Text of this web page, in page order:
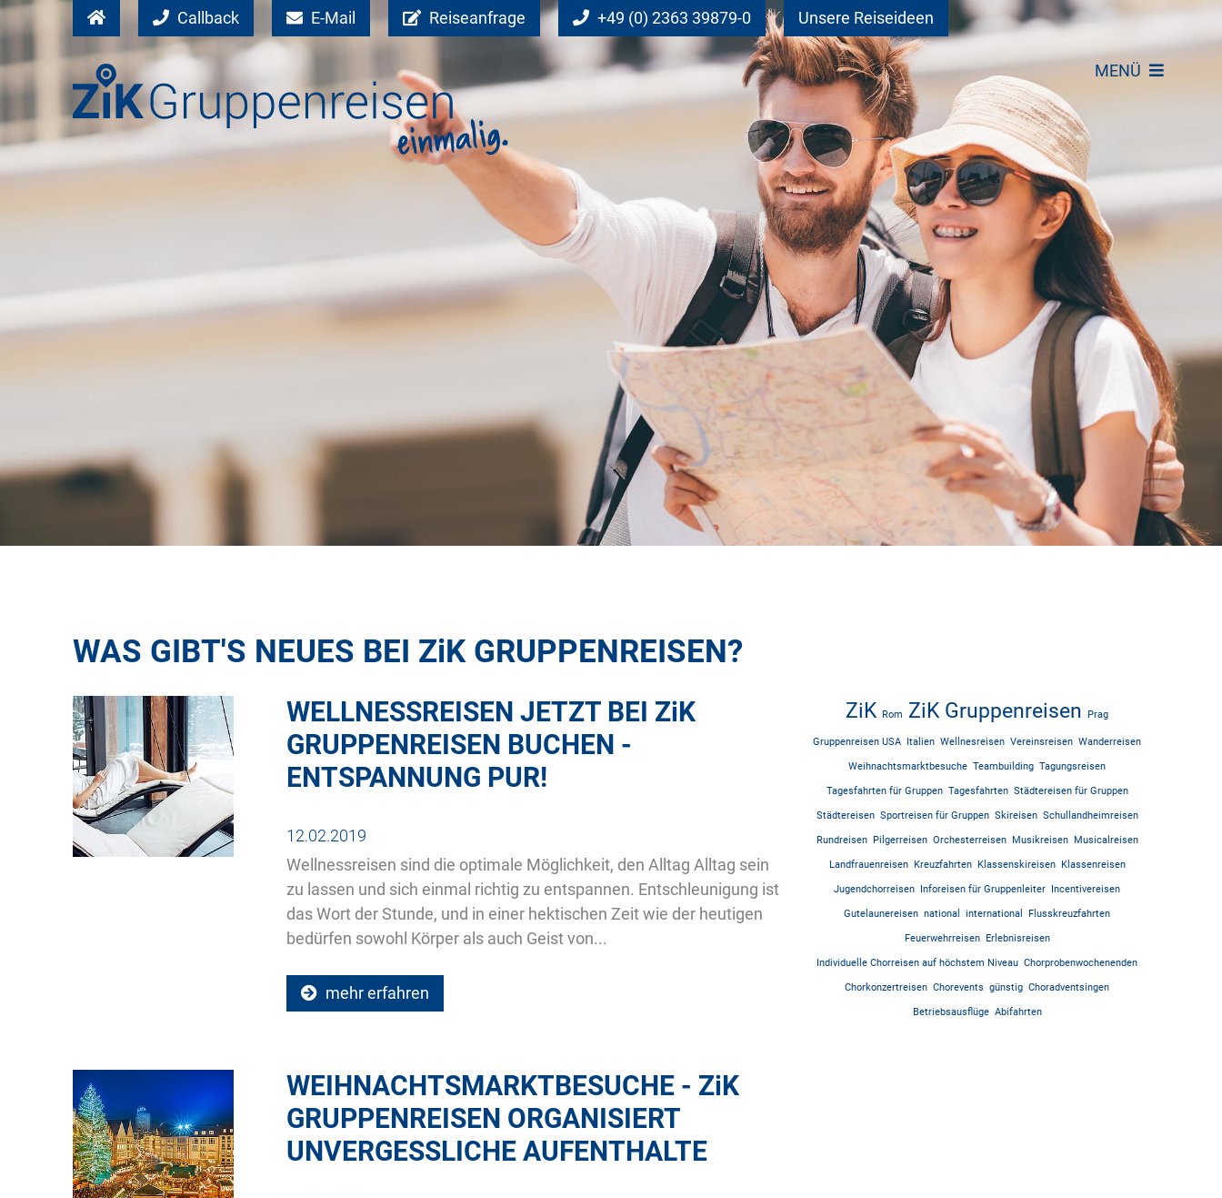
Callback E-Mail Reiseanfrage +49 (0) 2363 39879-0 Unsere Reiseideen
MENÜ
WAS GIBT'S NEUES BEI ZiKGRUPPENREISEN?
WELLNESSREISEN JETZT BEI ZiK
GRUPPENREISEN BUCHEN -
ENTSPANNUNG PUR!
12.02.2019
Wellnessreisen sind die optimale Möglichkeit, den Alltag Alltag sein
zu lassen und sich einmal richtig zu entspannen. Entschleunigung ist
das Wort der Stunde, und in einer hektischen Zeit wie der heutigen
bedürfen sowohl Körper als auch Geist von...
mehr erfahren
WEIHNACHTSMARKTBESUCHE - ZiK
GRUPPENREISEN ORGANISIERT
UNVERGESSLICHE AUFENTHALTE
ZiK Rom ZiK Gruppenreisen Prag
Gruppenreisen USA Italien Wellnesreisen Vereinsreisen Wanderreisen
Weihnachtsmarktbesuche Teambuilding Tagungsreisen
Tagesfahrten für Gruppen Tagesfahrten Städtereisen für Gruppen
Städtereisen Sportreisen für Gruppen Skireisen Schullandheimreisen
Rundreisen Pilgerreisen Orchesterreisen Musikreisen Musicalreisen
Landfrauenreisen Kreuzfahrten Klassenskireisen Klassenreisen
Jugendchorreisen Inforeisen für Gruppenleiter Incentivereisen
Gutelaunereisen national international Flusskreuzfahrten
Feuerwehrreisen Erlebnisreisen
Individuelle Chorreisen auf höchstem Niveau Chorprobenwochenenden
Chorkonzertreisen Chorevents günstig Choradventsingen
Betriebsausflüge Abifahrten